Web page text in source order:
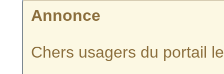
Annonce
Chers usagers du portail